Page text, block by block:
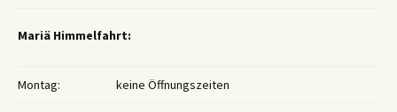
Mariä Himmelfahrt:
Montag: keine Öffnungszeiten